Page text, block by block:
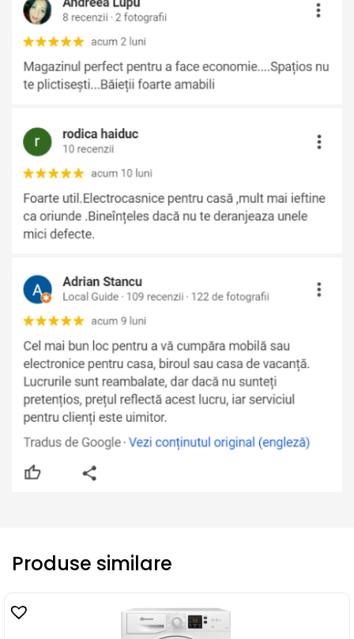
Produse similare